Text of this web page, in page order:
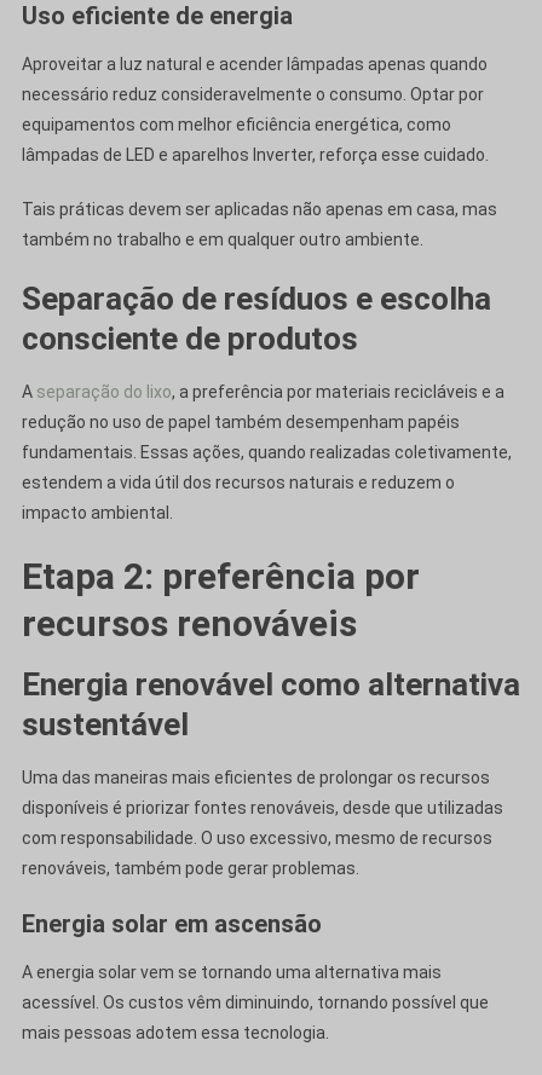
Uso eficiente de energia
Aproveitar a luz natural e acender lâmpadas apenas quando
necessário reduz consideravelmente o consumo. Optar por
equipamentos com melhor eficiência energética, como
lâmpadas de LED e aparelhos Inverter, reforça esse cuidado.
Tais práticas devem ser aplicadas não apenas em casa, mas
também no trabalho e em qualquer outro ambiente.
Separação de resíduos e escolha
consciente de produtos
A separação do lixo, a preferência por materiais recicláveis e a
redução no uso de papel também desempenham papéis
fundamentais. Essas ações, quando realizadas coletivamente,
estendem a vida útil dos recursos naturais e reduzem o
impacto ambiental.
Etapa 2: preferência por
recursos renováveis
Energia renovável como alternativa
sustentável
Uma das maneiras mais eficientes de prolongar os recursos
disponíveis é priorizar fontes renováveis, desde que utilizadas
com responsabilidade. O uso excessivo, mesmo de recursos
renováveis, também pode gerar problemas.
Energia solar em ascensão
A energia solar vem se tornando uma alternativa mais
acessível. Os custos vêm diminuindo, tornando possível que
mais pessoas adotem essa tecnologia.